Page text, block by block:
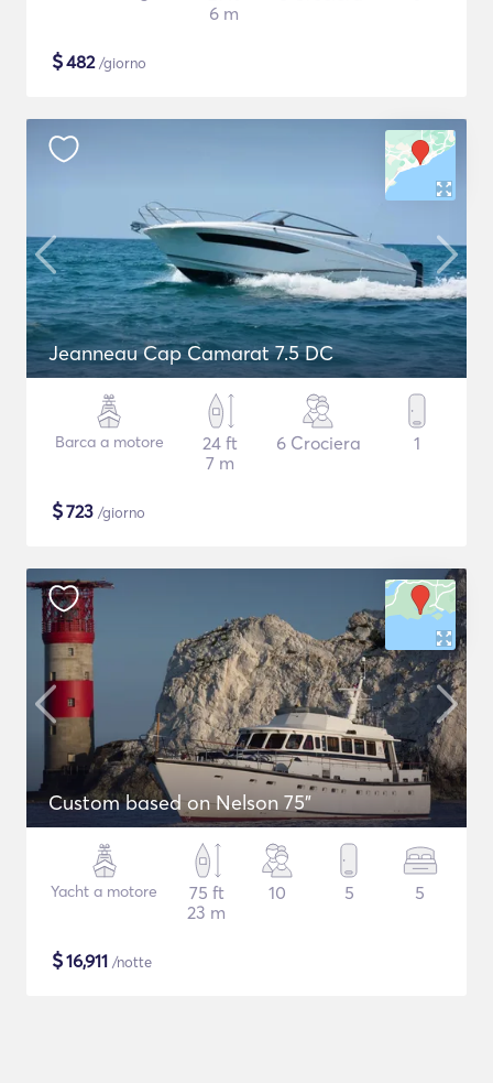
6 m
$482/giorno
Jeanneau Cap Camarat 7.5 DC
Barca a motore
24 ft
7 m
6 Crociera 1
$723 /giorno
Custom based on Nelson 75"
Yacht a motore
75 ft
23 m
10 5 5
$16,911 /notte